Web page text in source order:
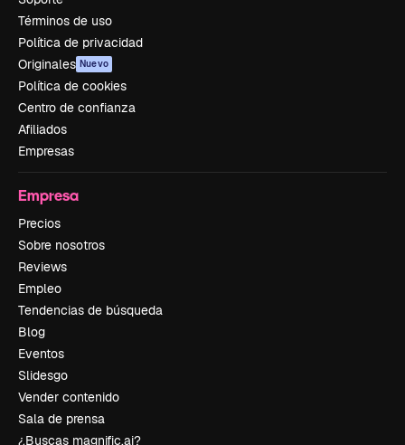
Términos de uso
Política de privacidad
Originales Nuevo
Política de cookies
Centro de confianza
Afiliados
Empresas
Empresa
Precios
Sobre nosotros
Reviews
Empleo
Tendencias de búsqueda
Blog
Eventos
Slidesgo
Vender contenido
Sala de prensa
¿Buscas magnific.ai?